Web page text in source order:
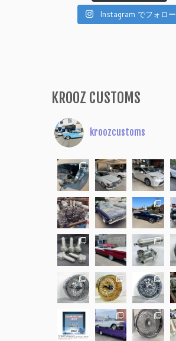
Instagram でフォロー
KROOZ CUSTOMS
kroozcustoms